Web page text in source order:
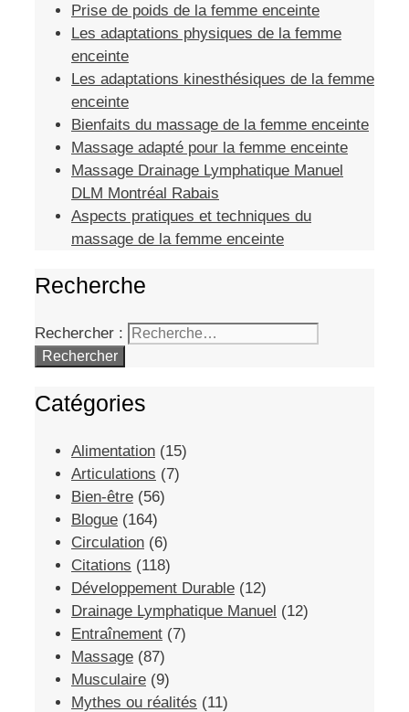
Prise de poids de la femme enceinte
Les adaptations physiques de la femme
enceinte
Les adaptations kinesthésiques de la femme
enceinte
Bienfaits du massage de la femme enceinte
Massage adapté pour la femme enceinte
Massage Drainage Lymphatique Manuel
DLM Montréal Rabais
Aspects pratiques et techniques du
massage de la femme enceinte
Recherche
Rechercher :
Catégories
Alimentation (15)
Articulations (7)
Bien-être (56)
Blogue (164)
Circulation (6)
Citations (118)
Développement Durable (12)
Drainage Lymphatique Manuel (12)
Entraînement (7)
Massage (87)
Musculaire (9)
Mythes ou réalités (11)